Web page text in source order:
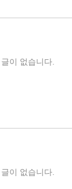
글이 없습니다.
글이 없습니다.